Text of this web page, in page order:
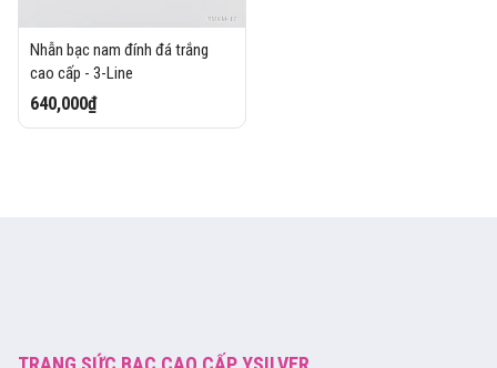
Nhẫn bạc nam đính đá trắng
cao cấp - 3-Line
640,000₫